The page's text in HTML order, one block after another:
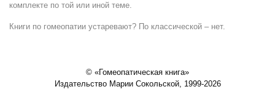
комплекте по той или иной теме.
Книги по гомеопатии устаревают? По классической – нет.
© «Гомеопатическая книга»
Издательство Марии Сокольской, 1999-2026